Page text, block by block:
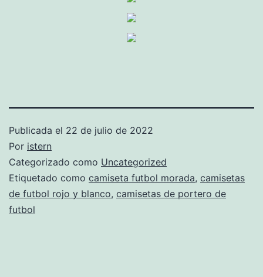
Publicada el 22 de julio de 2022
Por istern
Categorizado como Uncategorized
Etiquetado como camiseta futbol morada, camisetas
de futbol rojo y blanco, camisetas de portero de
futbol